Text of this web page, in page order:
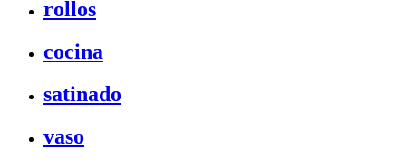
rollos
cocina
satinado
vaso